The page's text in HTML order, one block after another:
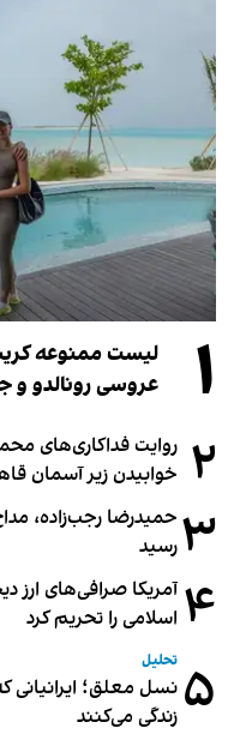
۱
عروسی رونالدو و
۲ خوابیدن زیر آسمان
۳ حمیدرضا رجب‌زاده،
رسید
۴ آمریکا صرافی‌های ارز
اسلامی را تحریم کرد
۵ تحلیل
نسل معلق؛ ایرانیانی
زندگی می‌کنند